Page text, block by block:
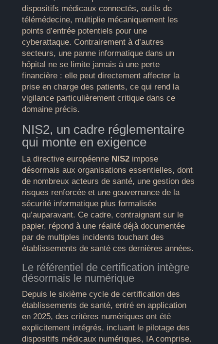
dispositifs médicaux connectés, outils de
télémédecine, multiplie mécaniquement les
points d’entrée potentiels pour une
cyberattaque. Contrairement à d’autres
secteurs, une panne informatique dans un
hôpital ne se limite jamais à une perte
financière : elle peut directement affecter la
prise en charge des patients, ce qui rend la
vigilance particulièrement critique dans ce
domaine précis.
NIS2, un cadre réglementaire
qui monte en exigence
La directive européenne NIS2impose
désormais aux organisations essentielles, dont
de nombreux acteurs de santé, une gestion des
risques renforcée et une gouvernance de la
sécurité informatique plus formalisée
qu’auparavant. Ce cadre, contraignant sur le
papier, répond à une réalité déjà documentée
par de multiples incidents touchant des
établissements de santé ces dernières années.
Le référentiel de certification intègre
désormais le numérique
Depuis le sixième cycle de certification des
établissements de santé, entré en application
en 2025, des critères numériques ont été
explicitement intégrés, incluant le pilotage des
dispositifs médicaux numériques, IA comprise.